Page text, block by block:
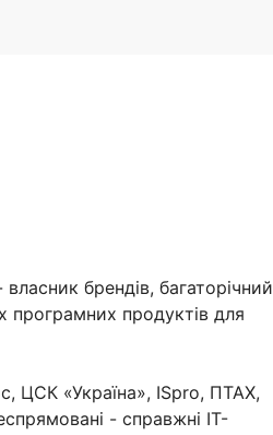
брендів, багаторічний
програмних продуктів для
ЦСК «Україна», ISpro, ПТАХ,
- справжні ІТ-